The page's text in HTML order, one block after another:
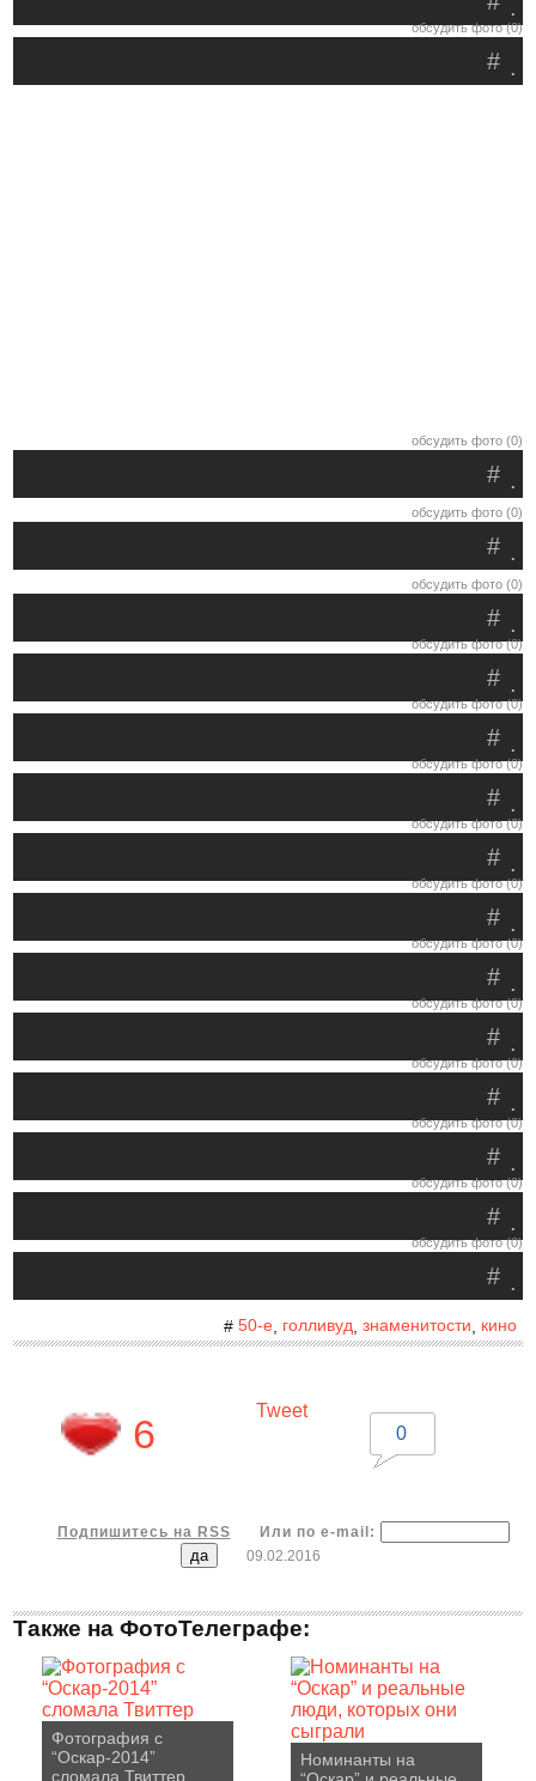
.
обсудить фото (0)
.
#
обсудить фото (0)
.
#
обсудить фото (0)
.
#
обсудить фото (0)
.
#
обсудить фото (0)
.
#
обсудить фото (0)
.
#
обсудить фото (0)
.
#
обсудить фото (0)
.
#
обсудить фото (0)
.
#
обсудить фото (0)
.
#
обсудить фото (0)
.
#
обсудить фото (0)
.
#
обсудить фото (0)
.
#
обсудить фото (0)
.
#
обсудить фото (0)
.
#
# 50-е, голливуд, знаменитости кино
6
Tweet
0
Подпишитесь на RSS
Или по e-mail:
09.02.2016
Также на ФотоТелеграфе:
Фотография с
“Оскар-2014”
сломала Твиттер
Номинанты на